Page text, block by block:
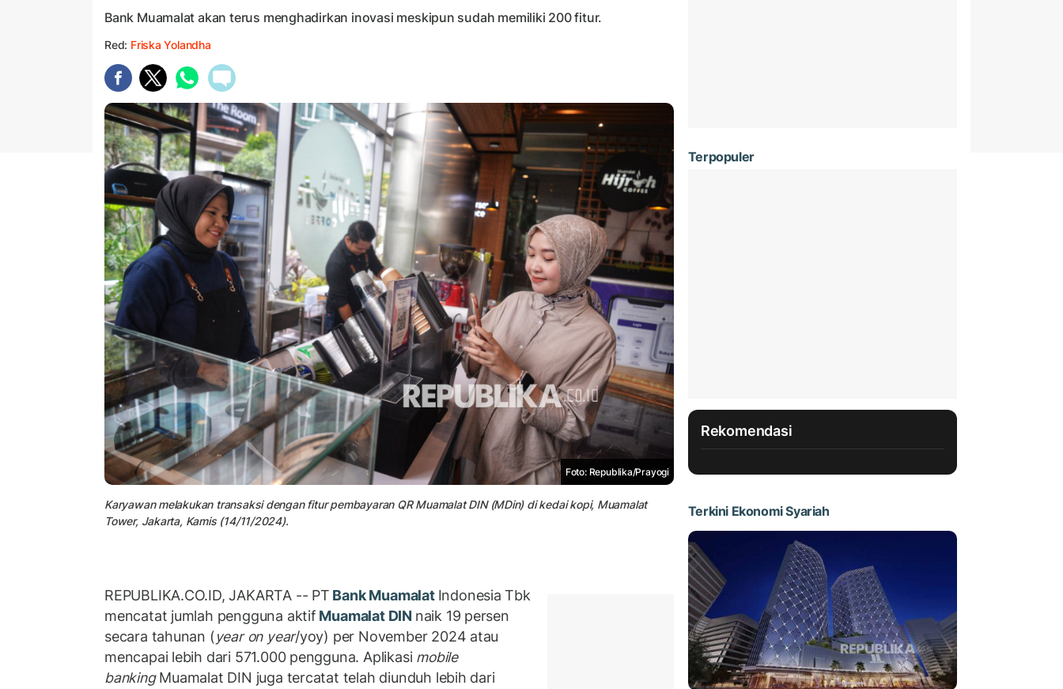
Bank Muamalat akan terus menghadirkan inovasi meskipun sudah memiliki 200 fitur.
Red: Friska Yolandha
Foto: Republika/Prayogi
Karyawan melakukan transaksi dengan fitur pembayaran QR Muamalat DIN (MDin) di kedai kopi, Muamalat
Tower, Jakarta, Kamis (14/11/2024).
REPUBLIKA.CO.ID, JAKARTA -- PT Bank Muamalat Indonesia Tbk
mencatat jumlah pengguna aktif Muamalat DIN naik 19 persen
secara tahunan (year on year/yoy) per November 2024 atau
mencapai lebih dari 571.000 pengguna. Aplikasi mobile
bankingMuamalat DIN juga tercatat telah diunduh lebih dari
Terpopuler
Rekomendasi
Terkini Ekonomi Syariah